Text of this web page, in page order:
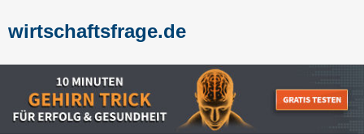
wirtschaftsfrage.de